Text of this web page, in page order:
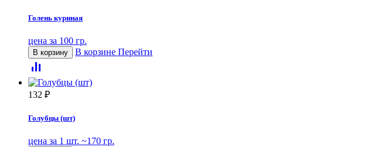
Голень куриная
цена за 100 гр.
В корзину В корзине Перейти
132 ₽
Голубцы (шт)
цена за 1 шт. ~170 гр.